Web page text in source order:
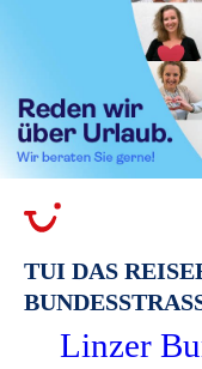
TUI DAS
Linzer